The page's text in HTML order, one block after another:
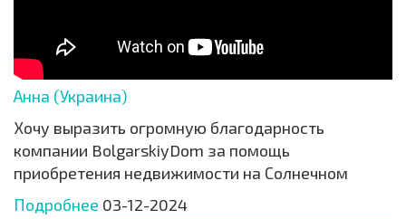
Анна (Украина)
Хочу выразить огромную благодарность
компании BolgarskiyDom за помощь
приобретения недвижимости на Солнечном
Подробнее 03-12-2024